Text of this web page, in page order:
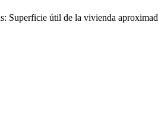
Superficie útil de la vivienda